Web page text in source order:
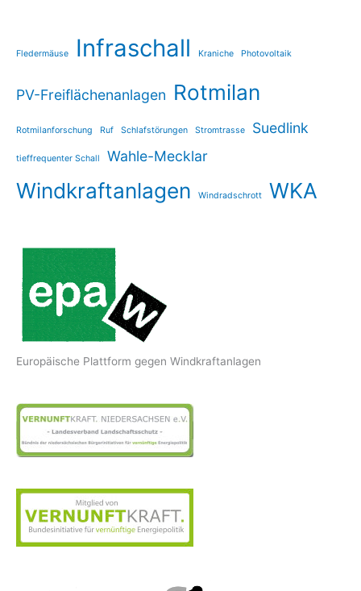
Fledermäuse Infraschall Kraniche Photovoltaik
PV-Freiflächenanlagen Rotmilan
Rotmilanforschung Ruf Schlafstörungen Stromtrasse Suedlink
tieffrequenter Schall Wahle-Mecklar
Windkraftanlagen Windradschrott WKA
Europäische Plattform gegen Windkraftanlagen